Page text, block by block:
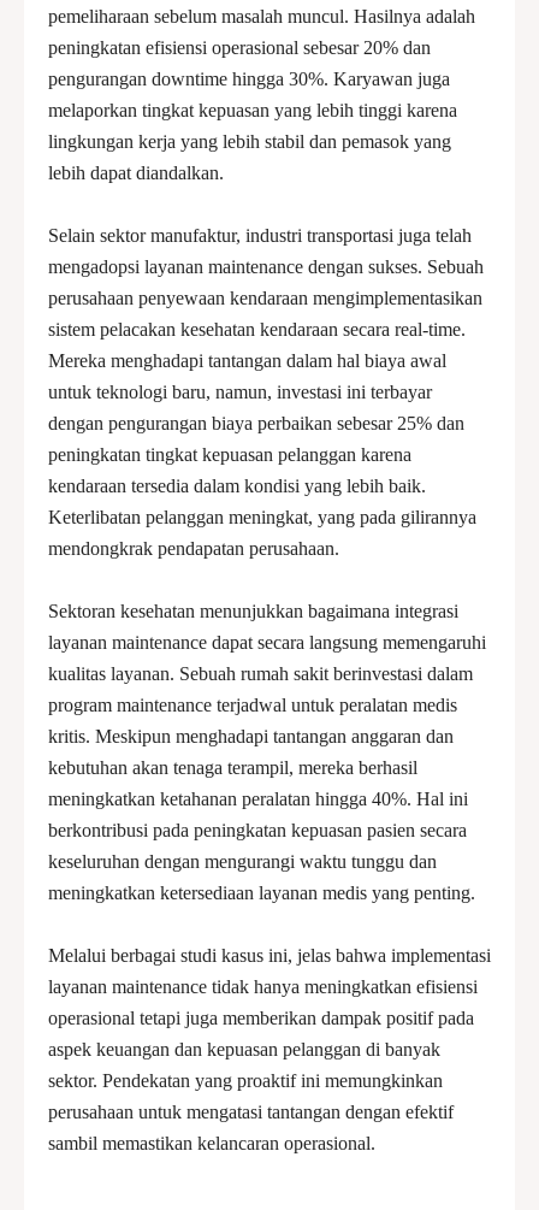
pemeliharaan sebelum masalah muncul. Hasilnya adalah
peningkatan efisiensi operasional sebesar 20% dan
pengurangan downtime hingga 30%. Karyawan juga
melaporkan tingkat kepuasan yang lebih tinggi karena
lingkungan kerja yang lebih stabil dan pemasok yang
lebih dapat diandalkan.
Selain sektor manufaktur, industri transportasi juga telah
mengadopsi layanan maintenance dengan sukses. Sebuah
perusahaan penyewaan kendaraan mengimplementasikan
sistem pelacakan kesehatan kendaraan secara real-time.
Mereka menghadapi tantangan dalam hal biaya awal
untuk teknologi baru, namun, investasi ini terbayar
dengan pengurangan biaya perbaikan sebesar 25% dan
peningkatan tingkat kepuasan pelanggan karena
kendaraan tersedia dalam kondisi yang lebih baik.
Keterlibatan pelanggan meningkat, yang pada gilirannya
mendongkrak pendapatan perusahaan.
Sektoran kesehatan menunjukkan bagaimana integrasi
layanan maintenance dapat secara langsung memengaruhi
kualitas layanan. Sebuah rumah sakit berinvestasi dalam
program maintenance terjadwal untuk peralatan medis
kritis. Meskipun menghadapi tantangan anggaran dan
kebutuhan akan tenaga terampil, mereka berhasil
meningkatkan ketahanan peralatan hingga 40%. Hal ini
berkontribusi pada peningkatan kepuasan pasien secara
keseluruhan dengan mengurangi waktu tunggu dan
meningkatkan ketersediaan layanan medis yang penting.
Melalui berbagai studi kasus ini, jelas bahwa implementasi
layanan maintenance tidak hanya meningkatkan efisiensi
operasional tetapi juga memberikan dampak positif pada
aspek keuangan dan kepuasan pelanggan di banyak
sektor. Pendekatan yang proaktif ini memungkinkan
perusahaan untuk mengatasi tantangan dengan efektif
sambil memastikan kelancaran operasional.